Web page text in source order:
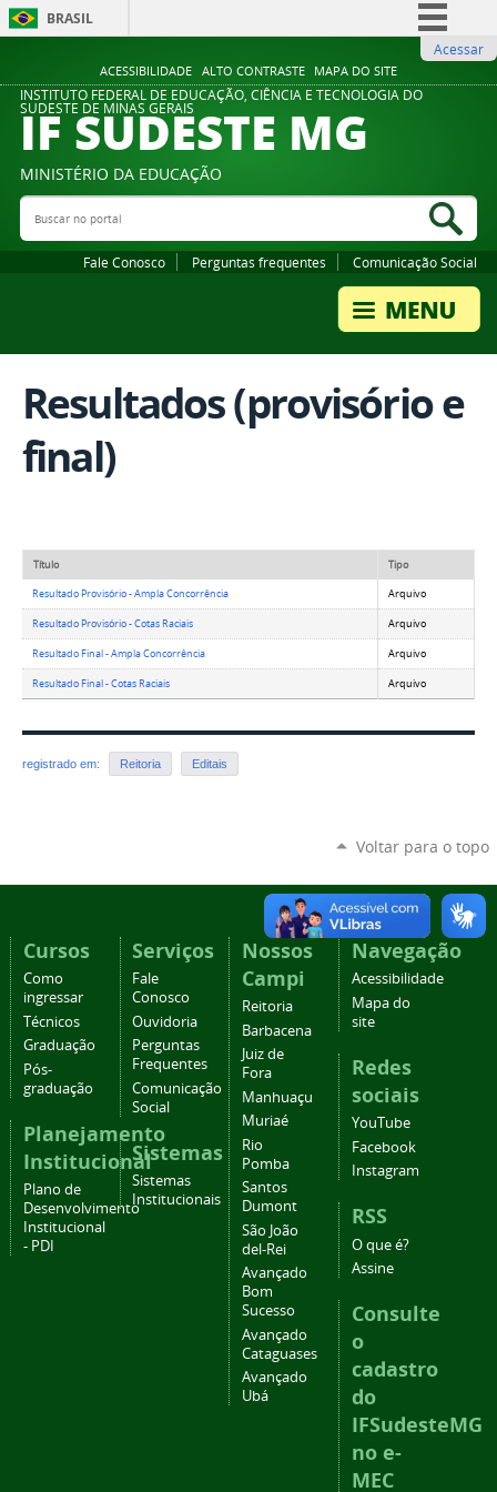
ACESSIBILIDADE ALTO CONTRASTE MAPA DO SITE
BRASIL
Comunica BR
Participe
Legislação
Acessar
INSTITUTO FEDERAL DE EDUCAÇÃO, CIÊNCIA E TECNOLOGIA DO
SUDESTE DE MINAS GERAIS
IF SUDESTE MG
MINISTÉRIO DA EDUCAÇÃO
Buscar no portal
Fale Conosco Perguntas frequentes Comunicação Social
Resultados (provisório e
final)
Título Tipo
Resultado Provisório - Ampla Concorrência Arquivo
Resultado Provisório - Cotas Raciais Arquivo
Resultado Final - Ampla Concorrência Arquivo
Resultado Final - Cotas Raciais Arquivo
registrado em: Reitoria Editais
Voltar para o topo
Cursos
Como
ingressar
Técnicos
Graduação
Pós-
graduação
Planejamento
Institucional
Plano de
Desenvolvimento
Institucional
- PDI
Serviços
Fale
Conosco
Ouvidoria
Perguntas
Frequentes
Comunicação
Social
Sistemas
Sistemas
Institucionais
Nossos
Campi
Reitoria
Barbacena
Juiz de
Fora
Manhuaçu
Muriaé
Rio
Pomba
Santos
Dumont
São João
del-Rei
Avançado
Bom
Sucesso
Avançado
Cataguases
Avançado
Ubá
Navegação
Acessibilidade
Mapa do
site
Redes
sociais
YouTube
Facebook
Instagram
RSS
O que é?
Assine
Consulte
o
cadastro
do
IFSudesteMG
no e-
MEC